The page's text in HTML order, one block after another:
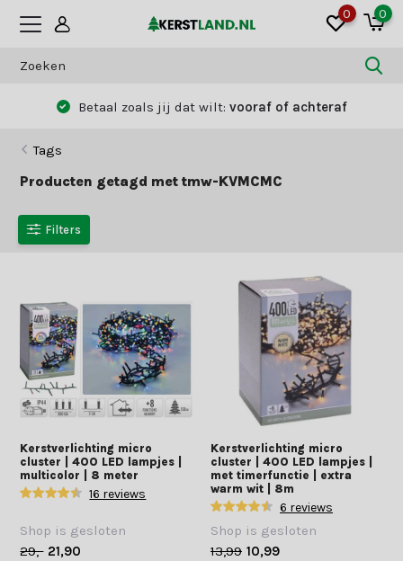
0 0
Betaal zoals jij dat wilt: vooraf of achteraf
Tags
Producten getagd met tmw-KVMCMC
Filters
Kerstverlichting micro
cluster | 400 LED lampjes |
multicolor | 8 meter
16 reviews
Shop is gesloten
29,- 21,90
Kerstverlichting micro
cluster | 400 LED lampjes |
met timerfunctie | extra
warm wit | 8m
6 reviews
Shop is gesloten
13,99 10,99